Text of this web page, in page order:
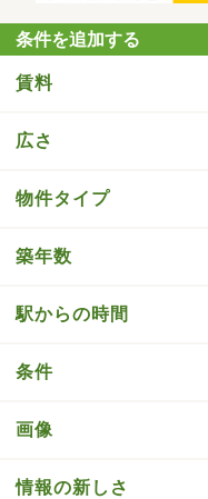
条件を追加する
賃料
広さ
物件タイプ
築年数
駅からの時間
条件
画像
情報の新しさ